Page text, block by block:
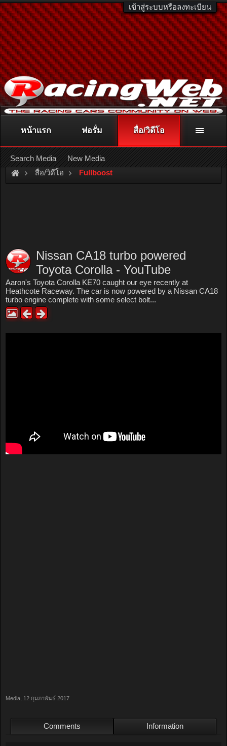
เข้าสู่ระบบหรือลงทะเบียน
ติดต่อลงโฆษณา racingweb@gmail.comหรือโทร. 081-811-1138
หรืออ่านรายละเอียดเพิ่มเติม คลิกที่นี่
สื่อ/วิดีโอ Fullboost
Nissan CA18 turbo powered
Toyota Corolla - YouTube
Aaron's Toyota Corolla KE70 caught our eye recently at
Heathcote Raceway. The car is now powered by a Nissan CA18
turbo engine complete with some select bolt...
Media 12 กุมภาพันธ์ 2017
Comments Information
หน้าแรก ฟอรั่ม สื่อ/วิดีโอ
Search Media New Media